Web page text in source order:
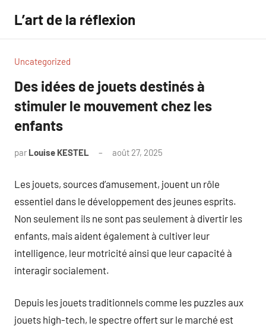
contenu
L’art de la réflexion
Uncategorized
Des idées de jouets destinés à
stimuler le mouvement chez les
enfants
par Louise KESTEL août 27, 2025
Les jouets, sources d’amusement, jouent un rôle
essentiel dans le développement des jeunes esprits.
Non seulement ils ne sont pas seulement à divertir les
enfants, mais aident également à cultiver leur
intelligence, leur motricité ainsi que leur capacité à
interagir socialement.
Depuis les jouets traditionnels comme les puzzles aux
jouets high-tech, le spectre offert sur le marché est